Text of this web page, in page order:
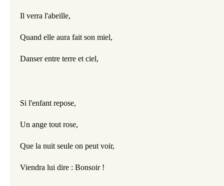
Il verra l'abeille,
Quand elle aura fait son miel,
Danser entre terre et ciel,
Si l'enfant repose,
Un ange tout rose,
Que la nuit seule on peut voir,
Viendra lui dire : Bonsoir !